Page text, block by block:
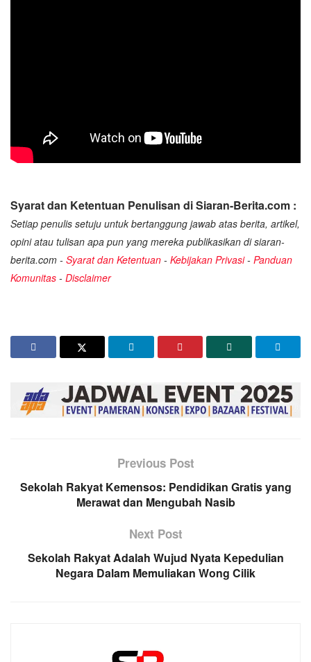
Syarat dan Ketentuan Penulisan di Siaran-Berita.com :
Setiap penulis setuju untuk bertanggung jawab atas berita, artikel,
opini atau tulisan apa pun yang mereka publikasikan di siaran-
berita.com - Syarat dan Ketentuan - Kebijakan Privasi- Panduan
Komunitas - Disclaimer
Previous Post
Sekolah Rakyat Kemensos: Pendidikan Gratis yang
Merawat dan Mengubah Nasib
Next Post
Sekolah Rakyat Adalah Wujud Nyata Kepedulian
Negara Dalam Memuliakan Wong Cilik